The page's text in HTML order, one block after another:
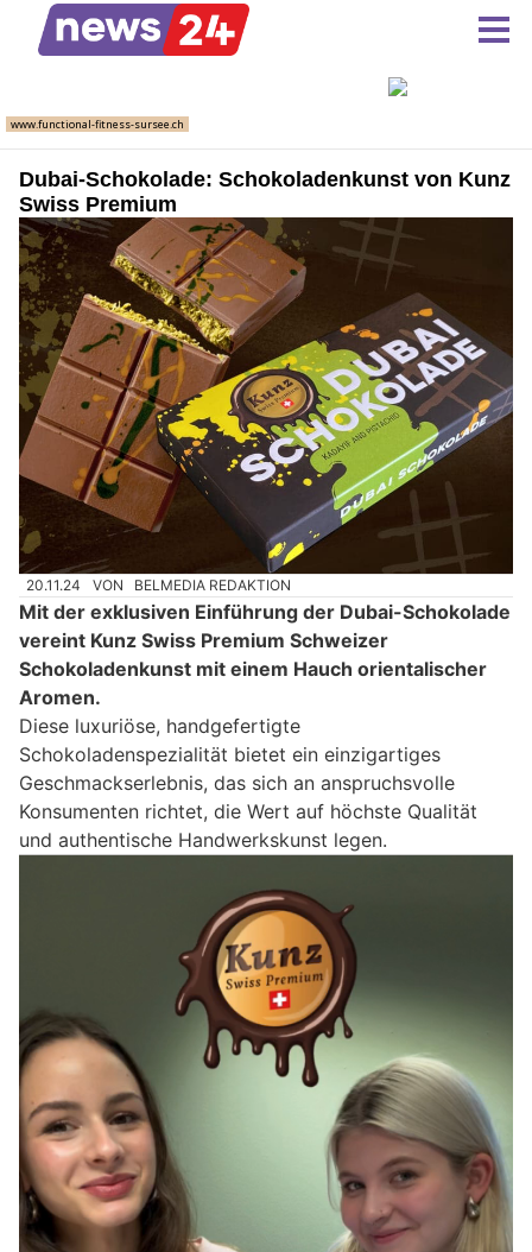
Dubai-Schokolade: Schokoladenkunst von Kunz
Swiss Premium
20.11.24 VON BELMEDIA REDAKTION
Mit der exklusiven Einführung der Dubai-Schokolade
vereint Kunz Swiss Premium Schweizer
Schokoladenkunst mit einem Hauch orientalischer
Aromen.
Diese luxuriöse, handgefertigte
Schokoladenspezialität bietet ein einzigartiges
Geschmackserlebnis, das sich an anspruchsvolle
Konsumenten richtet, die Wert auf höchste Qualität
und authentische Handwerkskunst legen.